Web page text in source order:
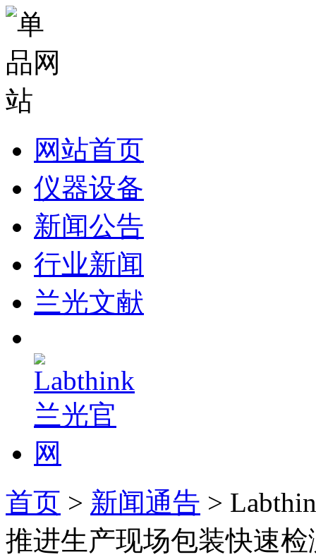
网站首页
仪器设备
新闻公告
行业新闻
兰光文献
首页 > 新闻通告 >
推进生产现场包装快速检